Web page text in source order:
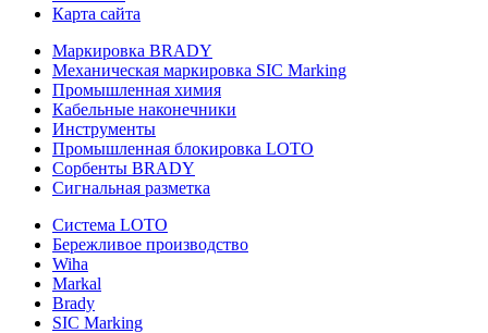
Карта сайта
Маркировка BRADY
Механическая маркировка SIC Marking
Промышленная химия
Кабельные наконечники
Инструменты
Промышленная блокировка LOTO
Сорбенты BRADY
Сигнальная разметка
Система LOTO
Бережливое производство
Wiha
Markal
Brady
SIC Marking